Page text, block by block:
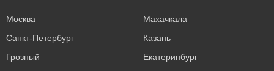
Москва
Махачкала
Санкт-Петербург
Казань
Грозный
Екатеринбург